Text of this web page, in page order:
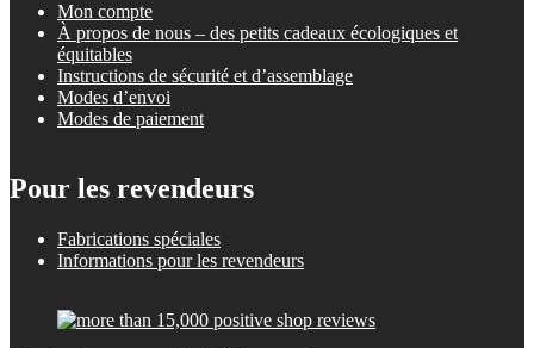
Mon compte
À propos de nous – des petits cadeaux écologiques et
équitables
Instructions de sécurité et d’assemblage
Modes d’envoi
Modes de paiement
Pour les revendeurs
Fabrications spéciales
Informations pour les revendeurs